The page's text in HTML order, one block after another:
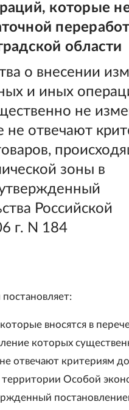
которые
области
о внесении
и иных
не
не отвечают
зоны в
Российской
г. N 184
вносятся в
которых
отвечают критериям
Особой